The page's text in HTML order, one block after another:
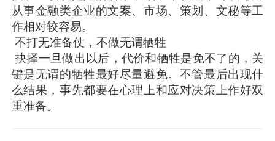
从事金融类企业的文案、市场、策划、文秘等工
作相对较容易。
不打无准备仗，不做无谓牺牲
抉择一旦做出以后，代价和牺牲是免不了的，关
键是无谓的牺牲最好尽量避免。不管最后出现什
么结果，事先都要在心理上和应对决策上作好双
重准备。